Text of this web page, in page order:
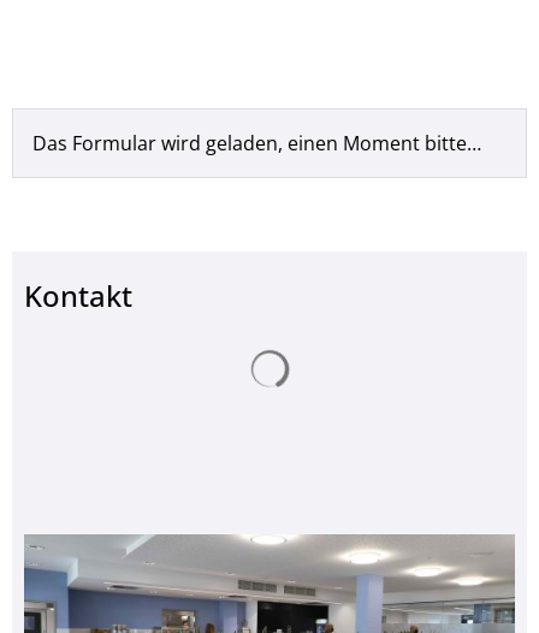
Das Formular wird geladen, einen Moment bitte…
Kontakt